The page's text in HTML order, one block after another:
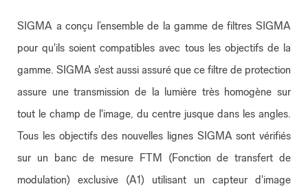
SIGMA a conçu l’ensemble de la gamme de filtres SIGMA
pour qu'ils soient compatibles avec tous les objectifs de la
gamme. SIGMA s'est aussi assuré que ce filtre de protection
assure une transmission de la lumière très homogène sur
tout le champ de l'image, du centre jusque dans les angles.
Tous les objectifs des nouvelles lignes SIGMA sont vérifiés
sur un banc de mesure FTM (Fonction de transfert de
modulation) exclusive (A1) utilisant un capteur d'image